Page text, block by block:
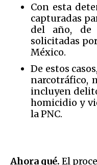
Con esta
capturadas
del año, de
solicitadas
México.
De estos
narcotráfico,
incluyen
homicidio y
la PNC.
Ahora qué. El